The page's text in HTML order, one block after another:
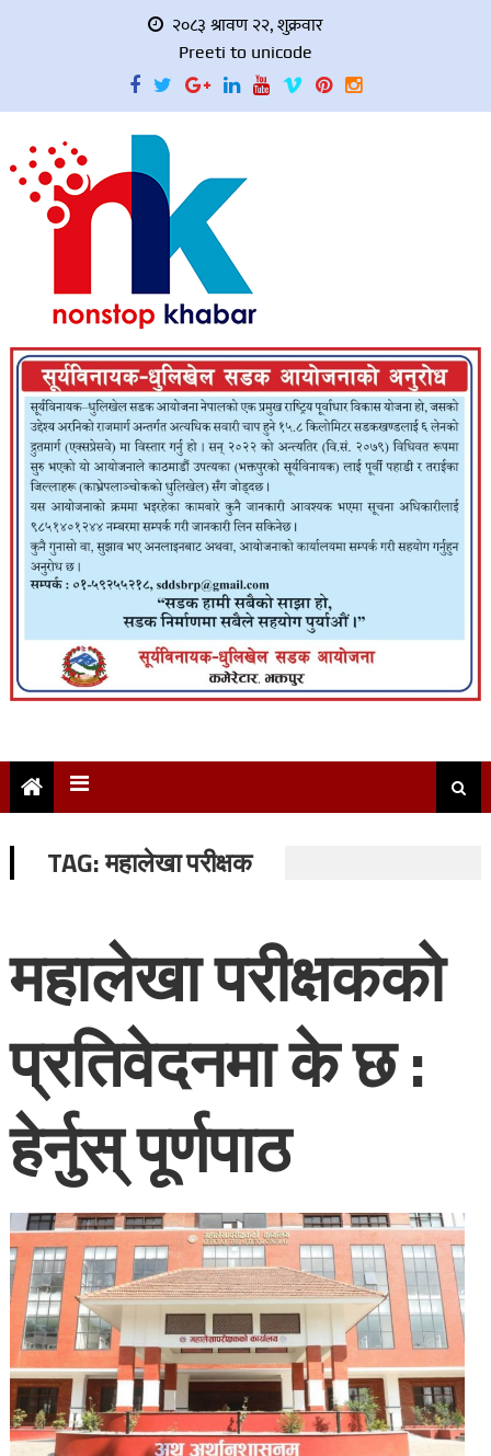
२०८३ श्रावण २२, शुक्रवार
Preeti to unicode
TAG:महालेखा परीक्षक
महालेखा परीक्षकको
प्रतिवेदनमा के छ :
हेर्नुस् पूर्णपाठ